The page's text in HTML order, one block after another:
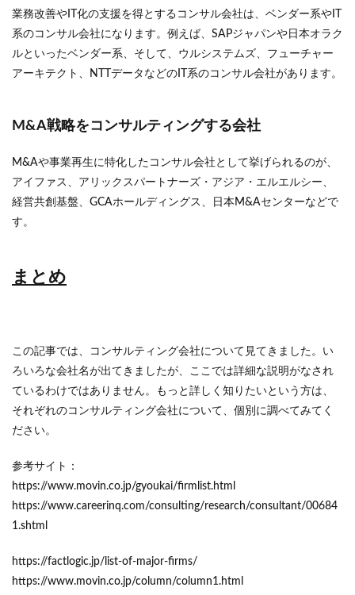
業務改善やIT化の支援を得とするコンサル会社は、ベンダー系やIT
系のコンサル会社になります。例えば、SAPジャパンや日本オラク
ルといったベンダー系、そして、ウルシステムズ、フューチャー
アーキテクト、NTTデータなどのIT系のコンサル会社があります。
M&A戦略をコンサルティングする会社
M&Aや事業再生に特化したコンサル会社として挙げられるのが、
アイファス、アリックスパートナーズ・アジア・エルエルシー、
経営共創基盤、GCAホールディングス、日本M&Aセンターなどで
す。
まとめ
この記事では、コンサルティング会社について見てきました。い
ろいろな会社名が出てきましたが、ここでは詳細な説明がなされ
ているわけではありません。もっと詳しく知りたいという方は、
それぞれのコンサルティング会社について、個別に調べてみてく
ださい。
参考サイト：
https://www.movin.co.jp/gyoukai/firmlist.html
https://www.careerinq.com/consulting/research/consultant/00684
1.shtml
https://factlogic.jp/list-of-major-firms/
https://www.movin.co.jp/column/column1.html